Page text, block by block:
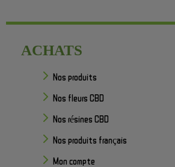
ACHATS
Nos produits
Nos fleurs CBD
Nos résines CBD
Nos produits français
Mon compte